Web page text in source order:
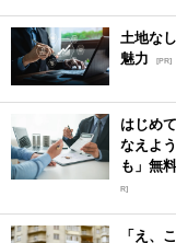
土地な
魅力
[PR]
はじめ
なえよ
も」無
R]
「え、